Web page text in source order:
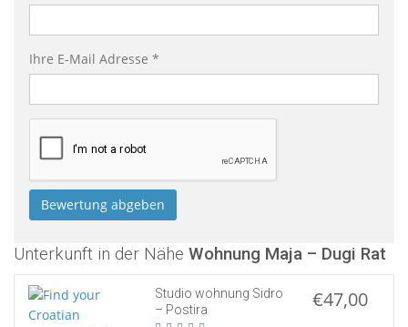
Ihre E-Mail Adresse *
Unterkunft in der Nähe Wohnung Maja – Dugi Rat
Studio wohnung Sidro
– Postira
€47,00